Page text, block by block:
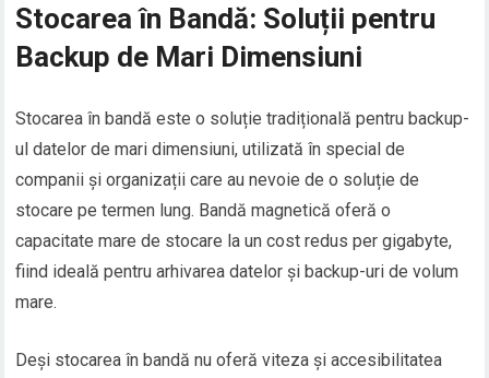
Stocarea în Bandă: Soluții pentru
Backup de Mari Dimensiuni
Stocarea în bandă este o soluție tradițională pentru backup-
ul datelor de mari dimensiuni, utilizată în special de
companii și organizații care au nevoie de o soluție de
stocare pe termen lung. Bandă magnetică oferă o
capacitate mare de stocare la un cost redus per gigabyte,
fiind ideală pentru arhivarea datelor și backup-uri de volum
mare.
Deși stocarea în bandă nu oferă viteza și accesibilitatea